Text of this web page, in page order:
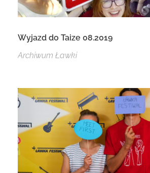
Wyjazd do Taize 08.2019
Archiwum Ławki